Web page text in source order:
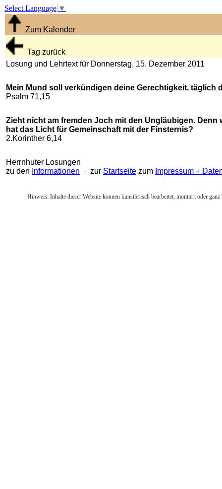
Select Language ▼
Zum Kalender
Tag zurück
Losung und Lehrtext für Donnerstag, 15. Dezember 2011
Mein Mund soll verkündigen deine Gerechtigkeit, täglich
Psalm 71,15
Zieht nicht am fremden Joch mit den Ungläubigen.
hat das Licht für Gemeinschaft mit der Finsternis?
2.Korinther 6,14
Herrnhuter Losungen
zu den Informationen · zur Startseite zum Impressum +
Hinweis: Inhalte dieser Website können künstlerisch bearbeitet, montiert oder